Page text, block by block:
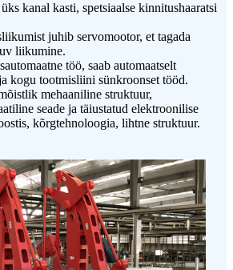
kanal kasti, spetsiaalse kinnitushaaratsi
juhib servomootor, et tagada
liikumine.
töö, saab automaatselt
kogu tootmisliini sünkroonset tööd.
mehaaniline struktuur,
seade ja täiustatud elektroonilise
kõrgtehnoloogia, lihtne struktuur.